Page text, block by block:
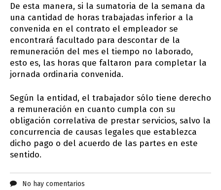
De esta manera, si la sumatoria de la semana da
una cantidad de horas trabajadas inferior a la
convenida en el contrato el empleador se
encontrará facultado para descontar de la
remuneración del mes el tiempo no laborado,
esto es, las horas que faltaron para completar la
jornada ordinaria convenida.
Según la entidad, el trabajador sólo tiene derecho
a remuneración en cuanto cumpla con su
obligación correlativa de prestar servicios, salvo la
concurrencia de causas legales que establezca
dicho pago o del acuerdo de las partes en este
sentido.
No hay comentarios